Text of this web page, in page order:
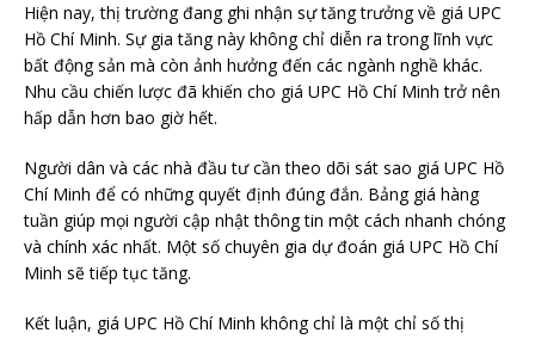
Hiện nay, thị trường đang ghi nhận sự tăng trưởng về giá UPC
Hồ Chí Minh. Sự gia tăng này không chỉ diễn ra trong lĩnh vực
bất động sản mà còn ảnh hưởng đến các ngành nghề khác.
Nhu cầu chiến lược đã khiến cho giá UPC Hồ Chí Minh trở nên
hấp dẫn hơn bao giờ hết.
Người dân và các nhà đầu tư cần theo dõi sát sao giá UPC Hồ
Chí Minh để có những quyết định đúng đắn. Bảng giá hàng
tuần giúp mọi người cập nhật thông tin một cách nhanh chóng
và chính xác nhất. Một số chuyên gia dự đoán giá UPC Hồ Chí
Minh sẽ tiếp tục tăng.
Kết luận, giá UPC Hồ Chí Minh không chỉ là một chỉ số thị